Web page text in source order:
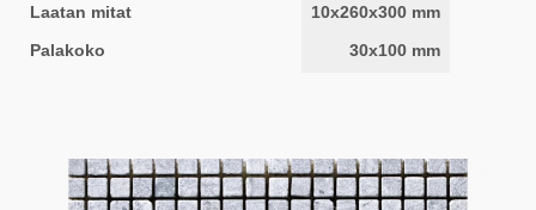
Laatan mitat
10x260x300 mm
Palakoko
30x100 mm